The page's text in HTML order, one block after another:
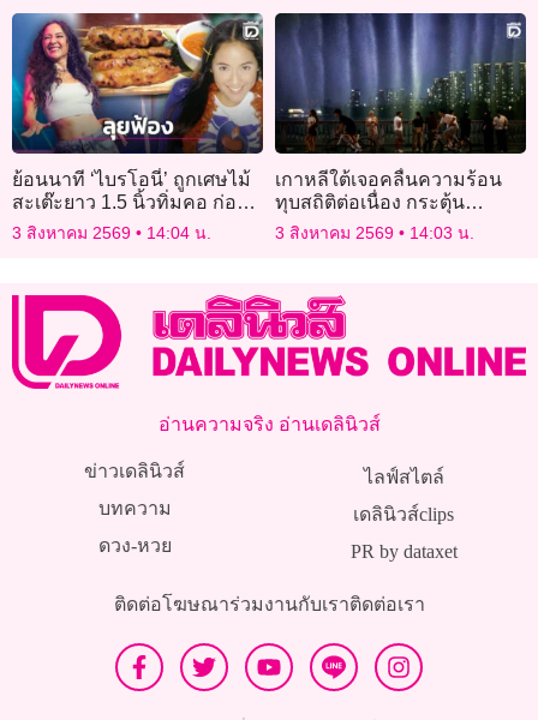
ย้อนนาที ‘ไบรโอนี่’ ถูกเศษไม้
สะเต๊ะยาว 1.5 นิ้วทิ่มคอ ก่อน
ลุยฟ้องสายการบินดัง
3 สิงหาคม 2569 14:04 น.
เกาหลีใต้เจอคลื่นความร้อน
ทุบสถิติต่อเนื่อง กระตุ้น
ทางการเร่งรับมือ
3 สิงหาคม 2569 14:03 น.
อ่านความจริง อ่านเดลินิวส์
ข่าวเดลินิวส์
บทความ
ดวง-หวย
ไลฟ์สไตล์
เดลินิวส์clips
PR by dataxet
ติดต่อโฆษณาร่วมงานกับเราติดต่อเรา